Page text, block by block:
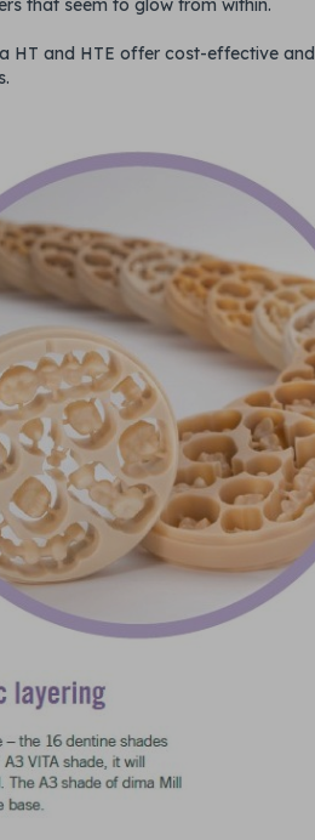
that seem to glow from within.
HT and HTE offer cost-effective and